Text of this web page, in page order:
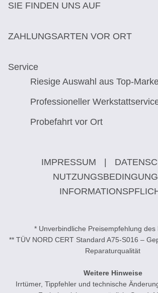
SIE FINDEN UNS AUF
ZAHLUNGSARTEN VOR ORT
Service
Riesige Auswahl aus Top-
Professioneller
Probefahrt vor Ort
IMPRESSUM
* Unverbindliche Preisempfehlung des
** TÜV NORD CERT Standard A75-S016 –
Reparaturqualität
Weitere Hinweise
Irrtümer, Tippfehler und technische